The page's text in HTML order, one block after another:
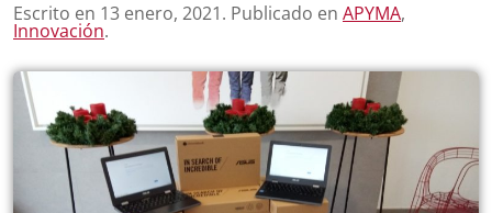
Escrito en 13 enero, 2021. Publicado en APYMA,
Innovación.